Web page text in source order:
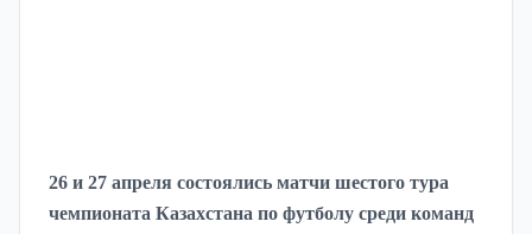
26 и 27 апреля состоялись матчи шестого тура
чемпионата Казахстана по футболу среди команд